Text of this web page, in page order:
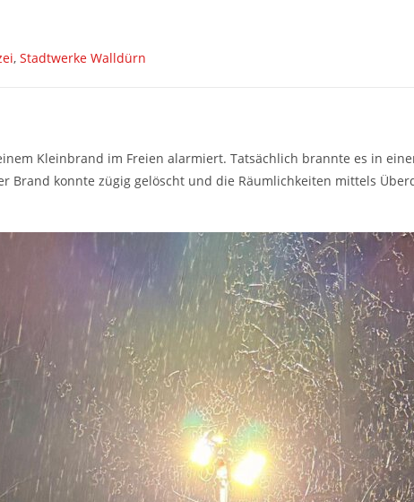
, Stadtwerke Walldürn
Kleinbrand im Freien alarmiert. Tatsächlich brannte es in
Brand konnte zügig gelöscht und die Räumlichkeiten mittels